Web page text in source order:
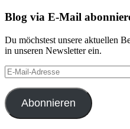
Blog via E-Mail
Du möchstest unsere aktuellen
in unseren Newsletter ein.
E-
Mail-
Adresse
Abonnieren